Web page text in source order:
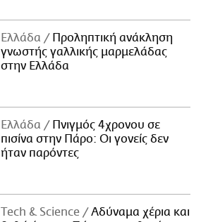
Ελλάδα
Προληπτική ανάκληση
γνωστής γαλλικής μαρμελάδας
στην Ελλάδα
Ελλάδα
Πνιγμός 4χρονου σε
πισίνα στην Πάρο: Οι γονείς δεν
ήταν παρόντες
Τech & Science
Αδύναμα χέρια και